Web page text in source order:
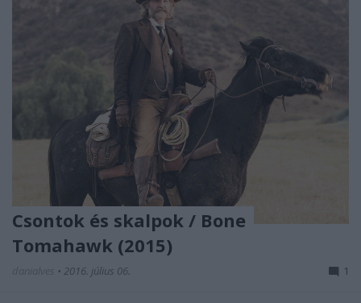
Csontok és skalpok / Bone
Tomahawk (2015)
• 2016. július 06. 1